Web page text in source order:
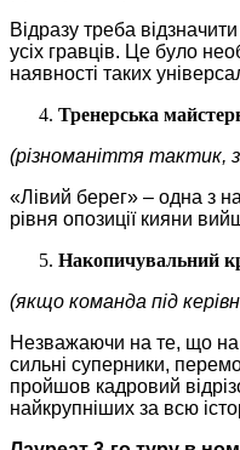
Відразу треба
усіх гравців. Це було
наявності таких
Тренерська
(різноманіття тактик,
«Лівий берег» – одна з
рівня опозиції кияни
Накопичувальний
(якщо команда під
Незважаючи на те, що на
сильні суперники,
пройшов кадровий
найкрупніших за всю